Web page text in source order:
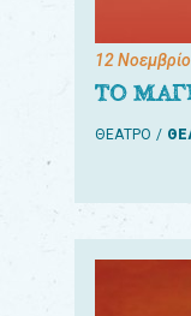
12
ΤΟ
ΘΕΑΤΡΟ